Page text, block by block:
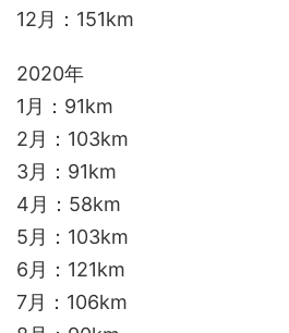
12月：151km
2020年
1月：91km
2月：103km
3月：91km
4月：58km
5月：103km
6月：121km
7月：106km